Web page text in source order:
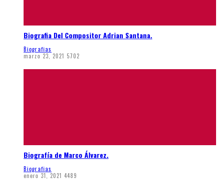
Biografia Del Compositor Adrian Santana.
Biografias
marzo 23, 2021 5702
Biografía de Marco Álvarez.
Biografias
enero 31, 2021 4489